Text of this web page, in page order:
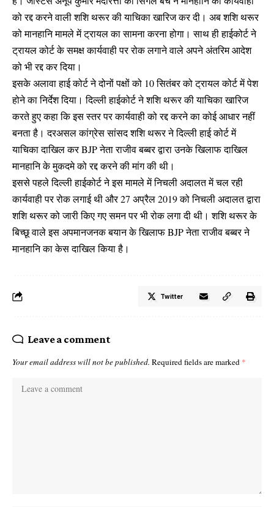
को रद्द करने वाली शशि थरूर की याचिका खारिज कर दी। अब शशि थरूर
को मानहानि मामले में ट्रायल का सामना करना होगा। साथ ही हाईकोर्ट ने
ट्रायल कोर्ट के समक्ष कार्यवाही पर रोक लगाने वाले अपने अंतरिम आदेश
को भी रद्द कर दिया।
इसके अलावा हाई कोर्ट ने दोनों पक्षों को 10 सितंबर को ट्रायल कोर्ट में पेश
होने का निर्देश दिया। दिल्ली हाईकोर्ट ने शशि थरूर की याचिका खारिज
करते हुए कहा कि इस स्तर पर कार्यवाही को रद्द करने का कोई आधार नहीं
बनता है। दरअसल कांग्रेस सांसद शशि थरूर ने दिल्ली हाई कोर्ट में
याचिका दाखिल कर BJP नेता राजीव बब्बर द्वारा उनके खिलाफ दाखिल
मानहानि के मुकदमे को रद्द करने की मांग की थी।
इससे पहले दिल्ली हाईकोर्ट ने इस मामले में निचली अदालत में चल रही
कार्यवाही पर रोक लगाई थी और 27 अप्रैल 2019 को निचली अदालत द्वारा
शशि थरूर को जारी किए गए समन पर भी रोक लगा दी थी। शशि थरूर के
बिच्छू वाले इस अपमानजनक बयान के खिलाफ BJP नेता राजीव बब्बर ने
मानहानि का केस दाखिल किया है।
Twitter
Leave a comment
Your email address will not be published. Required fields are marked *